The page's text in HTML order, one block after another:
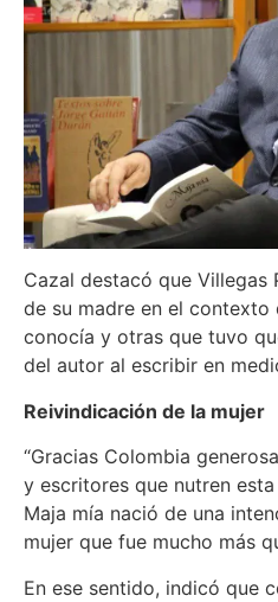
Cazal destacó que
de su madre en el
conocía y otras que tuvo
del autor al escribir en
Reivindicación de la mujer
“Gracias Colombia
y escritores que nutren
Maja mía nació de una
mujer que fue mucho más
En ese sentido, indicó que